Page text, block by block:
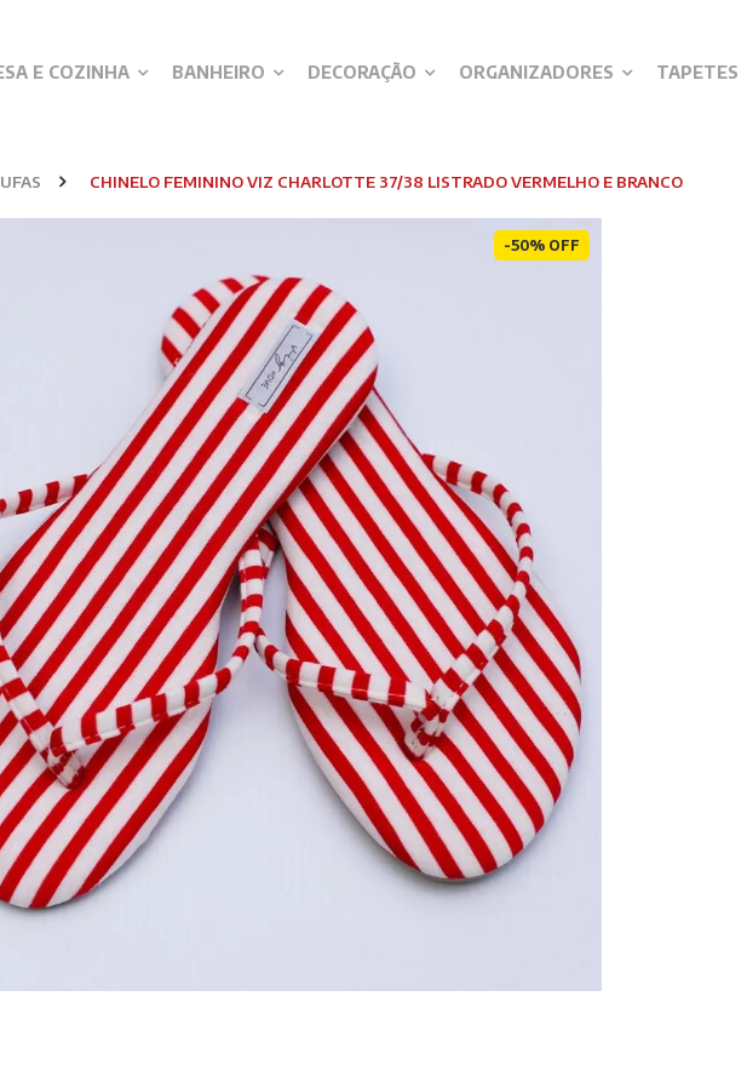
E COZINHA BANHEIRO DECORAÇÃO ORGANIZADORES TAPETES
CHINELO FEMININO VIZ CHARLOTTE 37/38 LISTRADO VERMELHO E BRANCO
-50% OFF